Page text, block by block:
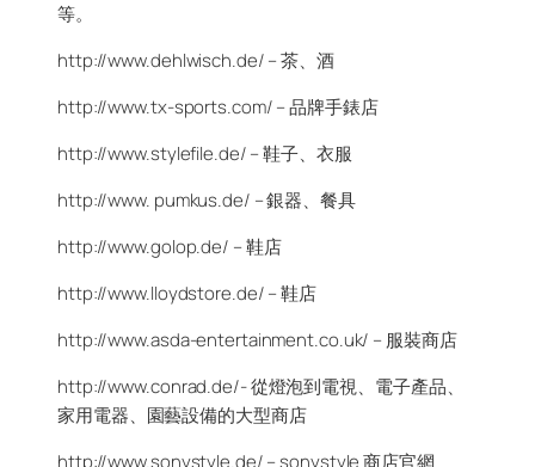
等。
http://www.dehlwisch.de/ – 茶、酒
http://www.tx-sports.com/ – 品牌手錶店
http://www.stylefile.de/ – 鞋子、衣服
http://www. pumkus.de/ – 銀器、餐具
http://www.golop.de/ – 鞋店
http://www.lloydstore.de/ – 鞋店
http://www.asda-entertainment.co.uk/ – 服裝商店
http://www.conrad.de/- 從燈泡到電視、電子產品、
家用電器、園藝設備的大型商店
http://www.sonystyle.de/ – sonystyle 商店官網